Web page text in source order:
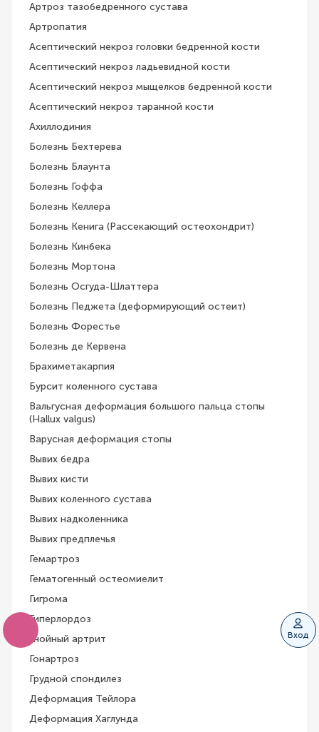
Вход
Артроз тазобедренного сустава
Артропатия
Асептический некроз головки бедренной кости
Асептический некроз ладьевидной кости
Асептический некроз мыщелков бедренной кости
Асептический некроз таранной кости
Ахиллодиния
Болезнь Бехтерева
Болезнь Блаунта
Болезнь Гоффа
Болезнь Келлера
Болезнь Кенига (Рассекающий остеохондрит)
Болезнь Кинбека
Болезнь Мортона
Болезнь Осгуда-Шлаттера
Болезнь Педжета (деформирующий остеит)
Болезнь Форестье
Болезнь де Кервена
Брахиметакарпия
Бурсит коленного сустава
Вальгусная деформация большого пальца стопы
(Hallux valgus)
Варусная деформация стопы
Вывих бедра
Вывих кисти
Вывих коленного сустава
Вывих надколенника
Вывих предплечья
Гемартроз
Гематогенный остеомиелит
Гигрома
Гиперлордоз
Гнойный артрит
Гонартроз
Грудной спондилез
Деформация Тейлора
Деформация Хаглунда